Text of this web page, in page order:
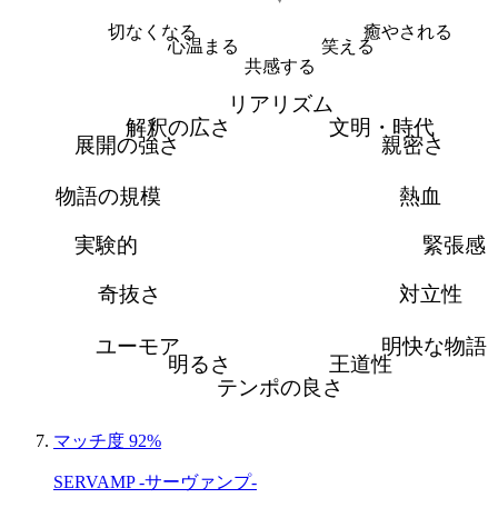
癒やされる
笑える
共感する
心温まる
切なくなる
リアリズム
文明・時代
親密さ
熱血
緊張感
対立性
明快な物語
王道性
テンポの良さ
明るさ
ユーモア
奇抜さ
実験的
物語の規模
展開の強さ
解釈の広さ
マッチ度 92%
SERVAMP -サーヴァンプ-